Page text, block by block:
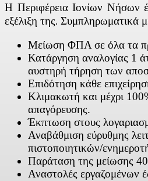
Η Περιφέρεια Ιονίων Νήσων
εξέλιξη της. Συμπληρωματικά
Μείωση ΦΠΑ σε όλα τα
Κατάργηση αναλογίας 1
αυστηρή τήρηση των
Επιδότηση κάθε
Κλιμακωτή και μέχρι
απαγόρευσης.
Έκπτωση στους
Αναβάθμιση εύρυθμης
πιστοποιητικών/
Παράταση της μείωσης
Αναστολές εργαζομένων